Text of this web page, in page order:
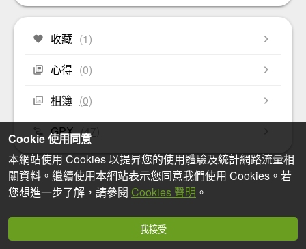
收藏 (1)
心得 (0)
相簿 (0)
GPX (47)
Cookie 使用同意
本網站使用 Cookies 以提昇您的使用體驗及統計網路流量相
關資料。繼續使用本網站表示您同意我們使用 Cookies。若
您想進一步了解，請參閱 Cookies 聲明 。
我接受